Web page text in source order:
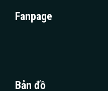
Fanpage
Bản đồ